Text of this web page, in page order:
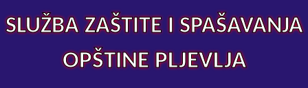
to
content
SLUŽBA ZAŠTITE I SPAŠAVANJA
OPŠTINE PLJEVLJA